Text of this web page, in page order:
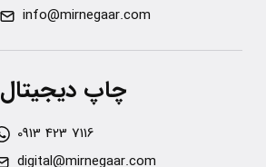
info@mirnegaar.com
چاپ دیجیتال
0913 423 7116
digital@mirnegaar.com